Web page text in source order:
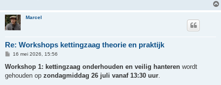
Marcel
Re: Workshops kettingzaag theorie en praktijk
B
r
c
16 mei 2026, 15:56
Workshop 1: kettingzaag onderhouden en veilig hanteren wordt
gehouden op zondagmiddag 26 juli vanaf 13:30 uur.